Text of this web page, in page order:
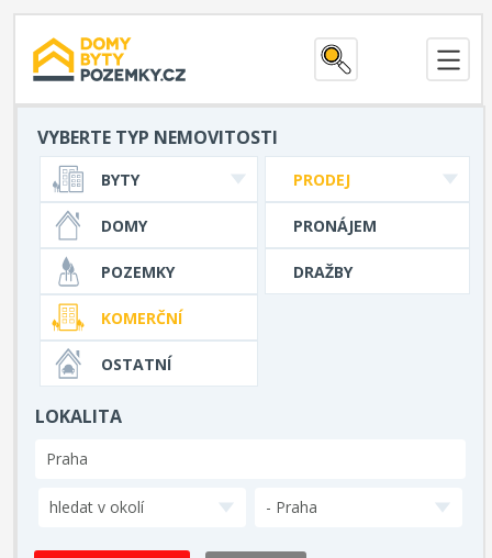
VYBERTE TYP NEMOVITOSTI
PRODEJ
PRONÁJEM
DRAŽBY
BYTY
DOMY
POZEMKY
KOMERČNÍ
OSTATNÍ
LOKALITA
hledat v okolí - Praha